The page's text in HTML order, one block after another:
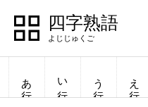
四字熟語
あ行 い行 う行 え行